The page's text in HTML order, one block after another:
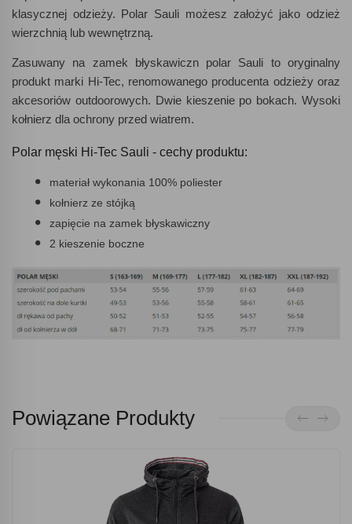
klasycznej odzieży. Polar Sauli możesz założyć jako odzież
wierzchnią lub wewnętrzną.
Zasuwany na zamek błyskawiczn polar Sauli to oryginalny
produkt marki Hi-Tec, renomowanego producenta odzieży oraz
akcesoriów outdoorowych. Dwie kieszenie po bokach. Wysoki
kołnierz dla ochrony przed wiatrem.
Polar męski Hi-Tec Sauli - cechy produktu:
materiał wykonania 100% poliester
kołnierz ze stójką
zapięcie na zamek błyskawiczny
2 kieszenie boczne
Powiązane Produkty